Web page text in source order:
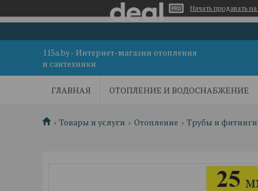
Начать продавать
115a.by - Интернет-магазин отопления
и сантехники
ГЛАВНАЯ ОТОПЛЕНИЕ И ВОДОСНАБЖЕНИЕ
Товары и услуги Отопление Трубы и